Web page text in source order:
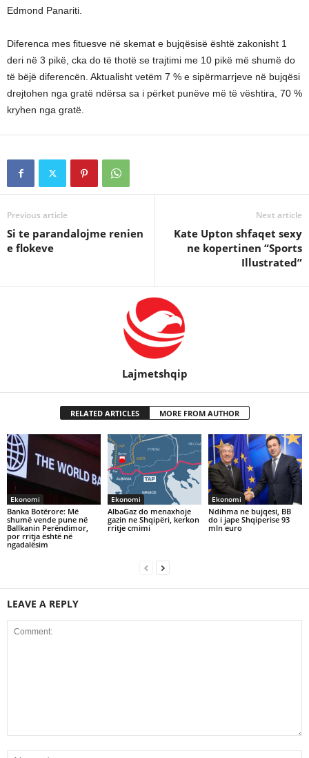
Edmond Panariti.
Diferenca mes fituesve në skemat e bujqësisë është zakonisht 1
deri në 3 pikë, cka do të thotë se trajtimi me 10 pikë më shumë do
të bëjë diferencën. Aktualisht vetëm 7 % e sipërmarrjeve në bujqësi
drejtohen nga gratë ndërsa sa i përket punëve më të vështira, 70 %
kryhen nga gratë.
Previous article
Si te parandalojme renien
e flokeve
Next article
Kate Upton shfaqet sexy
ne kopertinen “Sports
Illustrated”
Lajmetshqip
RELATED ARTICLES MORE FROM AUTHOR
Ekonomi
Banka Botërore: Më
shumë vende pune në
Ballkanin Perëndimor,
por rritja është në
ngadalësim
Ekonomi
AlbaGaz do menaxhoje
gazin ne Shqipëri, kerkon
rritje cmimi
Ekonomi
Ndihma ne bujqesi, BB
do i jape Shqiperise 93
mln euro
LEAVE A REPLY